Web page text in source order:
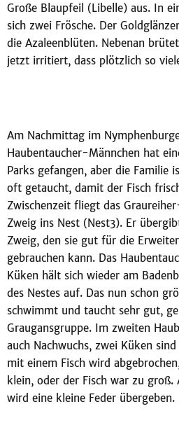
Große Blaupfeil (Libelle) aus. In
sich zwei Frösche. Der
die Azaleenblüten. Nebenan
jetzt irritiert, dass plötzlich so
Am Nachmittag im
Haubentaucher-Männchen hat
Parks gefangen, aber die Familie
oft getaucht, damit der Fisch
Zwischenzeit fliegt das
Zweig ins Nest (Nest3). Er
Zweig, den sie gut für die
gebrauchen kann. Das
Küken hält sich wieder am
des Nestes auf. Das nun schon
schwimmt und taucht sehr gut,
Graugansgruppe. Im zweiten
auch Nachwuchs, zwei Küken
mit einem Fisch wird
klein, oder der Fisch war zu
wird eine kleine Feder übergeben.